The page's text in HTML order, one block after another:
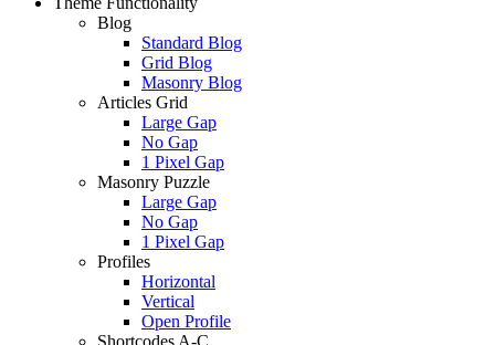
Blog
Standard Blog
Grid Blog
Masonry Blog
Articles Grid
Large Gap
No Gap
1 Pixel Gap
Masonry Puzzle
Large Gap
No Gap
1 Pixel Gap
Profiles
Horizontal
Vertical
Open Profile
Shortcodes A-C